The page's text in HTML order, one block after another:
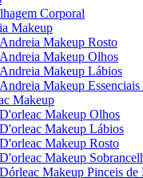
Corporal
Makeup
Andreia Makeup Rosto
Andreia Makeup Olhos
Andreia Makeup Lábios
Andreia Makeup
Makeup
D'orleac Makeup Olhos
D'orleac Makeup Lábios
D'orleac Makeup Rosto
D'orleac Makeup
Dórleac Makeup Pinceis de